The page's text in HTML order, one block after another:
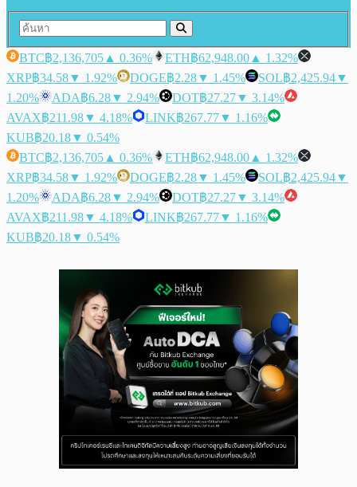
BTC฿2,136,705 ▲ 0.36% ETH฿62,948.00 ▲ 1.32%
XRP฿34.58▼ 1.92% DOGE฿2.28▼ 1.45% SOL฿2,425.94▼
1.20%
ADA฿6.28▼ 2.94% DOT฿27.27▼ 3.14%
AVAX฿211.98▼ 4.18% LINK฿267.77▼ 1.16%
KUB฿20.18▼ 0.54%
BTC฿2,136,705 ▲ 0.36% ETH฿62,948.00 ▲ 1.32%
XRP฿34.58▼ 1.92% DOGE฿2.28▼ 1.45% SOL฿2,425.94▼
1.20%
ADA฿6.28▼ 2.94% DOT฿27.27▼ 3.14%
AVAX฿211.98▼ 4.18% LINK฿267.77▼ 1.16%
KUB฿20.18▼ 0.54%